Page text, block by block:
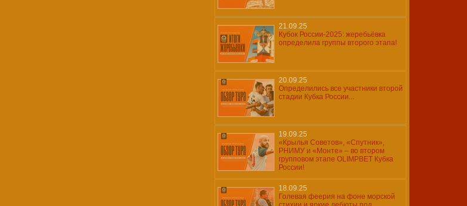
21.09.25
Кубок России-2025: жеребьёвка
определила группы второго этапа!
20.09.25
Определились все участники второй
стадии Кубка России...
19.09.25
«Крылья Советов», «Спутник»,
РНИМУ и «Монте» – во втором
групповом этапе OLIMPBET Кубка
России!
18.09.25
Голевая феерия на фоне морской